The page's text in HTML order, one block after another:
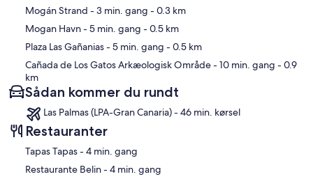
Kort
Mogán Strand - 3 min. gang - 0.3 km
Mogan Havn- 5 min. gang - 0.5 km
Plaza Las Gañanias- 5 min. gang - 0.5 km
Cañada de Los Gatos Arkæologisk Område- 10 min. gang - 0.9
km
Sådan kommer du rundt
Las Palmas (LPA-Gran Canaria) - 46 min. kørsel
Restauranter
‪Tapas Tapas - ‬4 min. gang
‪Restaurante Belin - ‬4 min. gang